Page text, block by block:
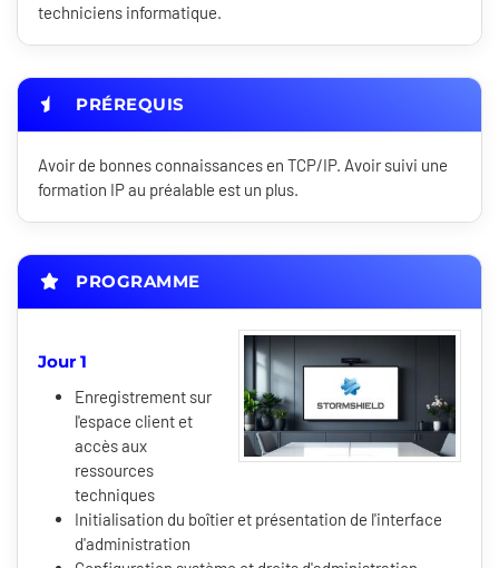
techniciens informatique.
PRÉREQUIS
Avoir de bonnes connaissances en TCP/IP. Avoir suivi une
formation IP au préalable est un plus.
PROGRAMME
Jour 1
Enregistrement sur
l'espace client et
accès aux
ressources
techniques
Initialisation du boîtier et présentation de l'interface
d'administration